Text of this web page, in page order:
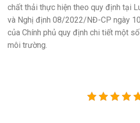
chất thải thực hiện theo quy định tại
và Nghị định 08/2022/NĐ-CP ngày
của Chính phủ quy định chi tiết một
môi trường.